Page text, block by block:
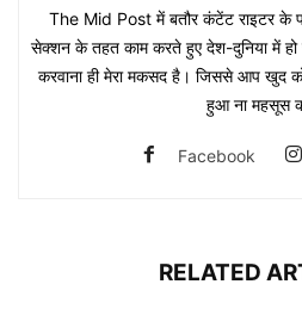
The Mid Post में बतौर कंटेंट राइटर के
सेक्शन के तहत काम करते हुए देश-दुनिया में हो
करवाना ही मेरा मकसद है। जिससे आप खुद
हुआ ना महसूस
Facebook
RELATED